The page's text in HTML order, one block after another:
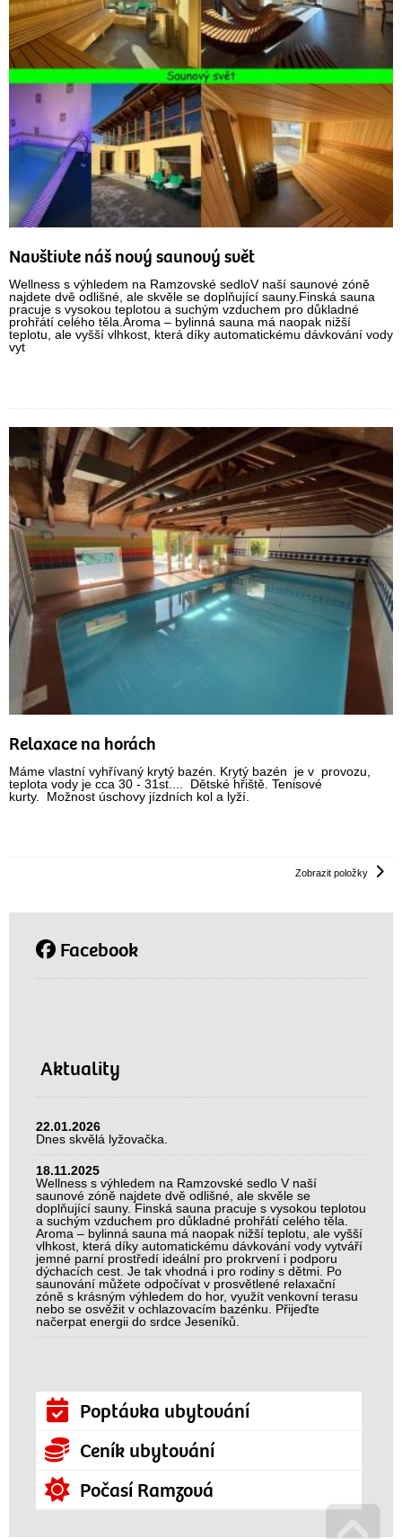
Navštivte náš nový saunový svět
Wellness s výhledem na Ramzovské sedloV naší saunové zóně
najdete dvě odlišné, ale skvěle se doplňující sauny.Finská sauna
pracuje s vysokou teplotou a suchým vzduchem pro důkladné
prohřátí celého těla.Aroma – bylinná sauna má naopak nižší
teplotu, ale vyšší vlhkost, která díky automatickému dávkování vody
vyt
Relaxace na horách
Máme vlastní vyhřívaný krytý bazén. Krytý bazén je v provozu,
teplota vody je cca 30 - 31st.... Dětské hřiště. Tenisové
kurty. Možnost úschovy jízdních kol a lyží.
Zobrazit položky
Facebook
Aktuality
22.01.2026
Dnes skvělá lyžovačka.
18.11.2025
Wellness s výhledem na Ramzovské sedlo V naší
saunové zóně najdete dvě odlišné, ale skvěle se
doplňující sauny. Finská sauna pracuje s vysokou teplotou
a suchým vzduchem pro důkladné prohřátí celého těla.
Aroma – bylinná sauna má naopak nižší teplotu, ale vyšší
vlhkost, která díky automatickému dávkování vody vytváří
jemné parní prostředí ideální pro prokrvení i podporu
dýchacích cest. Je tak vhodná i pro rodiny s dětmi. Po
saunování můžete odpočívat v prosvětlené relaxační
zóně s krásným výhledem do hor, využít venkovní terasu
nebo se osvěžit v ochlazovacím bazénku. Přijeďte
načerpat energii do srdce Jeseníků.
Poptávka ubytování
Ceník ubytování
Počasí Ramzová